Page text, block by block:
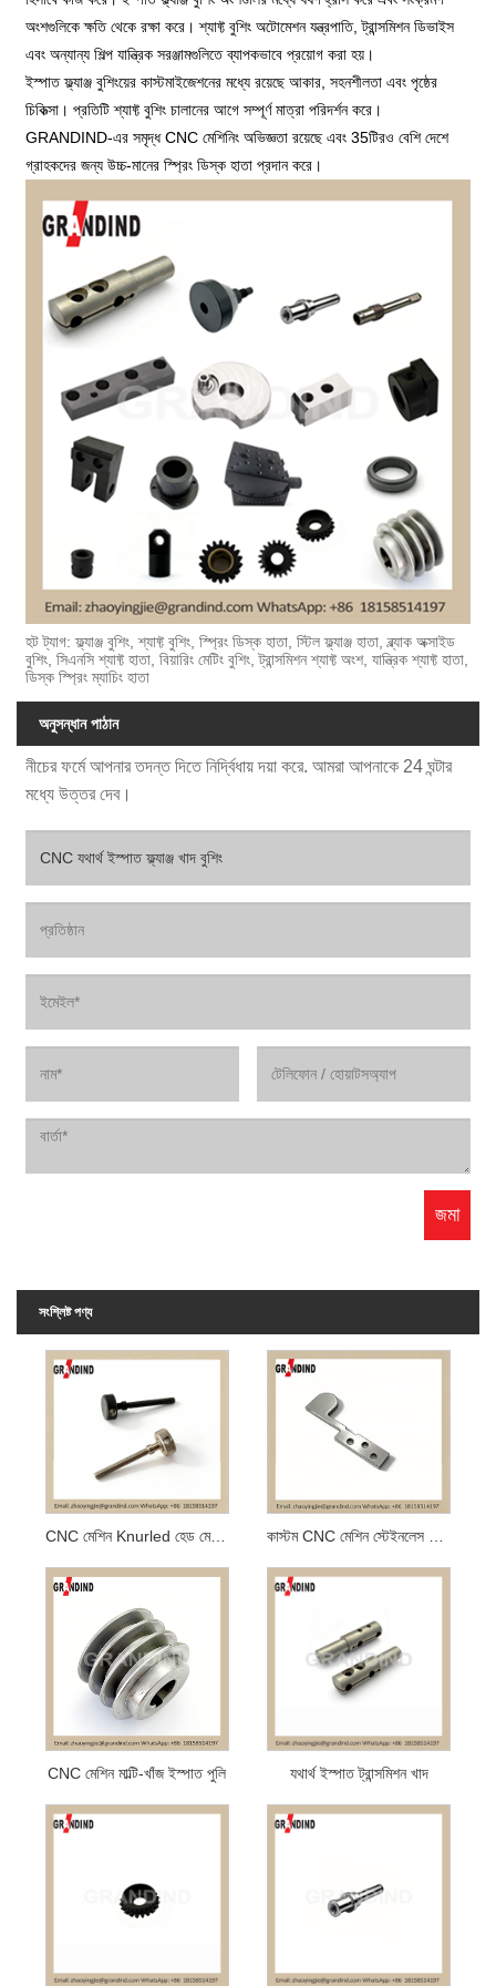
অংশগুলিকে ক্ষতি থেকে রক্ষা করে। শ্যাফ্ট বুশিং অটোমেশন যন্ত্রপাতি, ট্রান্সমিশন ডিভাইস
এবং অন্যান্য শিল্প যান্ত্রিক সরঞ্জামগুলিতে ব্যাপকভাবে প্রয়োগ করা হয়।
ইস্পাত ফ্ল্যাঞ্জ বুশিংয়ের কাস্টমাইজেশনের মধ্যে রয়েছে আকার, সহনশীলতা এবং পৃষ্ঠের
চিকিত্সা। প্রতিটি শ্যাফ্ট বুশিং চালানের আগে সম্পূর্ণ মাত্রা পরিদর্শন করে।
GRANDIND-এর সমৃদ্ধ CNC মেশিনিং অভিজ্ঞতা রয়েছে এবং 35টিরও বেশি দেশে
গ্রাহকদের জন্য উচ্চ-মানের স্প্রিং ডিস্ক হাতা প্রদান করে।
হট ট্যাগ: ফ্ল্যাঞ্জ বুশিং, শ্যাফ্ট বুশিং, স্প্রিং ডিস্ক হাতা, স্টিল ফ্ল্যাঞ্জ হাতা, ব্ল্যাক অক্সাইড
বুশিং, সিএনসি শ্যাফ্ট হাতা, বিয়ারিং মেটিং বুশিং, ট্রান্সমিশন শ্যাফ্ট অংশ, যান্ত্রিক শ্যাফ্ট হাতা,
ডিস্ক স্প্রিং ম্যাচিং হাতা
অনুসন্ধান পাঠান
নীচের ফর্মে আপনার তদন্ত দিতে নির্দ্বিধায় দয়া করে. আমরা আপনাকে 24 ঘন্টার
মধ্যে উত্তর দেব।
সংশ্লিষ্ট পণ্য
CNC মেশিন Knurled হেড মেশিন স্ক্রু কাস্টম CNC মেশিন স্টেইনলেস স্টীল মিরর পালিশ উপাদান
CNC মেশিন মাল্টি-খাঁজ ইস্পাত পুলি যথার্থ ইস্পাত ট্রান্সমিশন খাদ